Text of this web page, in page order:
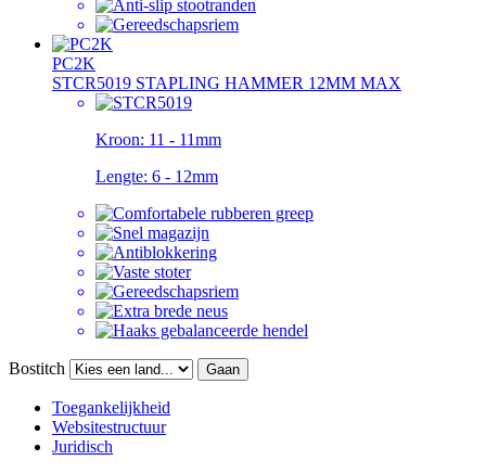
PC2K
STCR5019 STAPLING HAMMER 12MM MAX
Kroon: 11 - 11mm
Lengte: 6 - 12mm
Bostitch Gaan
Toegankelijkheid
Websitestructuur
Juridisch